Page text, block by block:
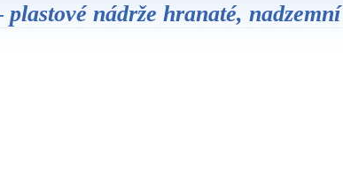
nádrže hranaté, nadzemní